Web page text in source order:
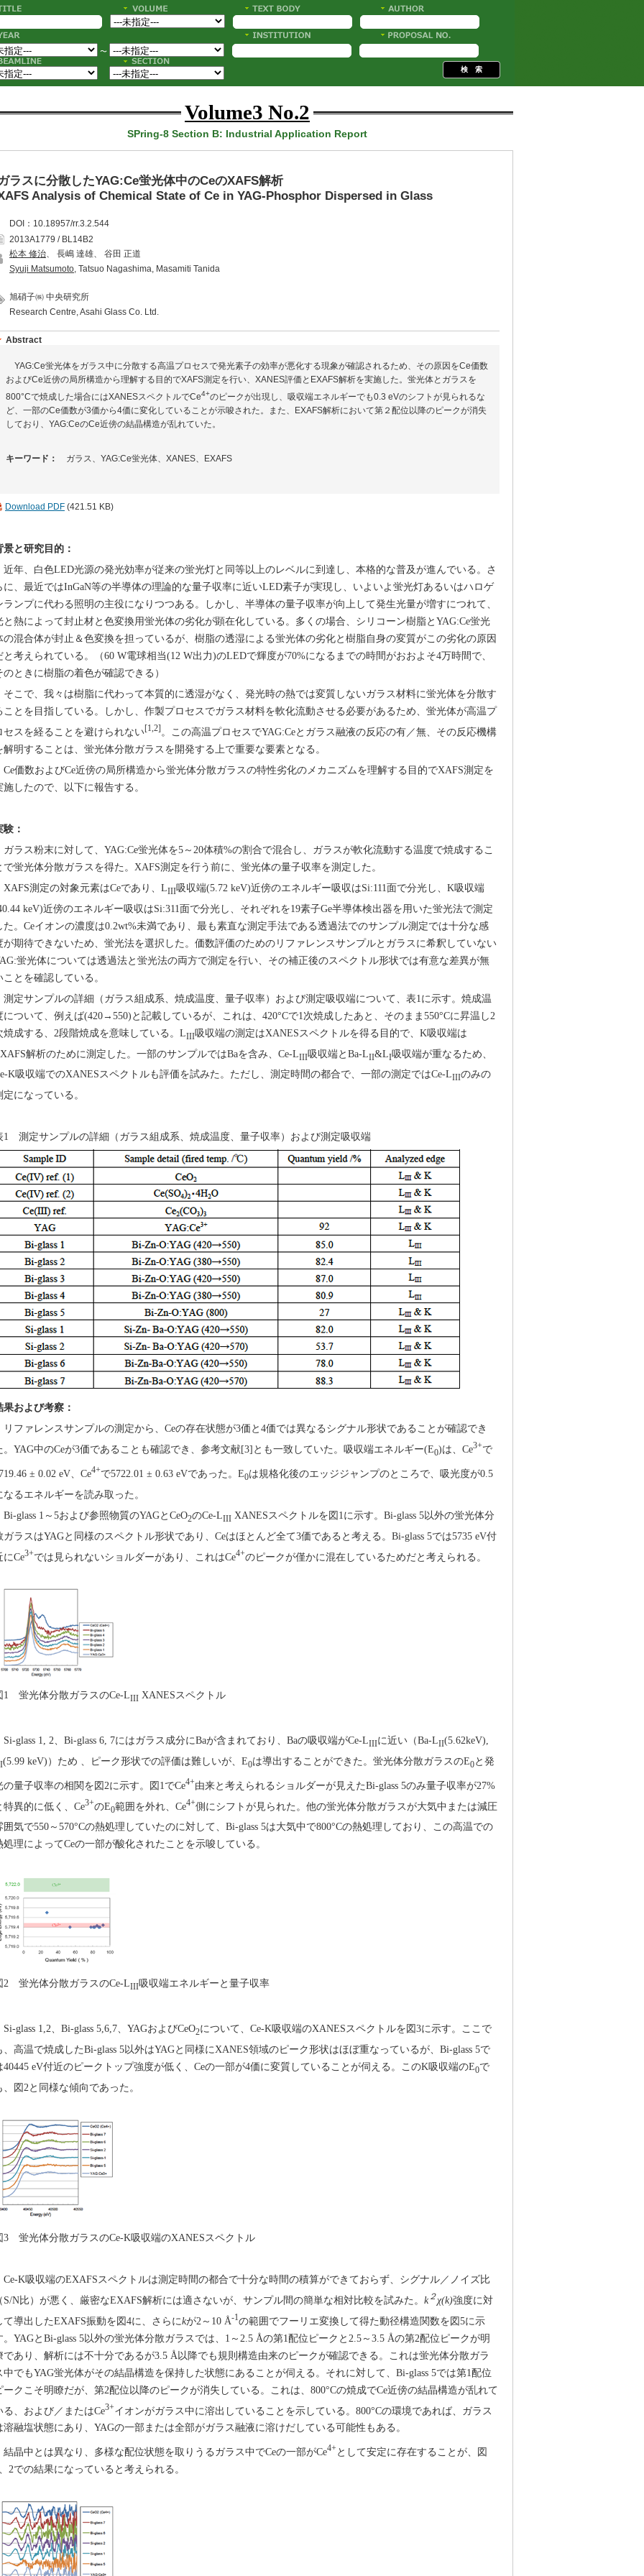
〜
Volume3 No.2
SPring-8 Section B: Industrial Application Report
ラスに分散したYAG:Ce蛍光体中のCeのXAFS解析
Analysis of Chemical State of Ce in YAG-Phosphor Dispersed in Glass
DOI：10.18957/rr.3.2.544
2013A1779 / BL14B2
松本 修治、 長嶋 達雄、 谷田 正道
Syuji Matsumoto, Tatsuo Nagashima, Masamiti Tanida
旭硝子㈱ 中央研究所
Research Centre, Asahi Glass Co. Ltd.
Abstract
YAG:Ce蛍光体をガラス中に分散する高温プロセスで発光素子の効率が悪化する現象が確認されるため、その原因をCe価数
およびCe近傍の局所構造から理解する目的でXAFS測定を行い、XANES評価とEXAFS解析を実施した。蛍光体とガラスを
800°Cで焼成した場合にはXANESスペクトルでCe4+のピークが出現し、吸収端エネルギーでも0.3 eVのシフトが見られるな
ど、一部のCe価数が3価から4価に変化していることが示唆された。また、EXAFS解析において第２配位以降のピークが消失
しており、YAG:CeのCe近傍の結晶構造が乱れていた。
キーワード： ガラス、YAG:Ce蛍光体、XANES、EXAFS
Download PDF (421.51 KB)
景と研究目的：
年、白色LED光源の発光効率が従来の蛍光灯と同等以上のレベルに到達し、本格的な普及が進んでいる。さ
に、最近ではInGaN等の半導体の理論的な量子収率に近いLED素子が実現し、いよいよ蛍光灯あるいはハロゲ
ランプに代わる照明の主役になりつつある。しかし、半導体の量子収率が向上して発生光量が増すにつれて、
と熱によって封止材と色変換用蛍光体の劣化が顕在化している。多くの場合、シリコーン樹脂とYAG:Ce蛍光
の混合体が封止＆色変換を担っているが、樹脂の透湿による蛍光体の劣化と樹脂自身の変質がこの劣化の原因
と考えられている。（60 W電球相当(12 W出力)のLEDで輝度が70%になるまでの時間がおおよそ4万時間で、
のときに樹脂の着色が確認できる）
こで、我々は樹脂に代わって本質的に透湿がなく、発光時の熱では変質しないガラス材料に蛍光体を分散す
ことを目指している。しかし、作製プロセスでガラス材料を軟化流動させる必要があるため、蛍光体が高温プ
セスを経ることを避けられない[1,2] 。この高温プロセスでYAG:Ceとガラス融液の反応の有／無、その反応機構
解明することは、蛍光体分散ガラスを開発する上で重要な要素となる。
価数およびCe近傍の局所構造から蛍光体分散ガラスの特性劣化のメカニズムを理解する目的でXAFS測定を
施したので、以下に報告する。
験：
ラス粉末に対して、YAG:Ce蛍光体を5～20体積%の割合で混合し、ガラスが軟化流動する温度で焼成するこ
で蛍光体分散ガラスを得た。XAFS測定を行う前に、蛍光体の量子収率を測定した。
測定の対象元素はCeであり、LIII吸収端(5.72 keV)近傍のエネルギー吸収はSi:111面で分光し、K吸収端
keV)近傍のエネルギー吸収はSi:311面で分光し、それぞれを19素子Ge半導体検出器を用いた蛍光法で測定
た。Ceイオンの濃度は0.2wt%未満であり、最も素直な測定手法である透過法でのサンプル測定では十分な感
が期待できないため、蛍光法を選択した。価数評価のためのリファレンスサンプルとガラスに希釈していない
蛍光体については透過法と蛍光法の両方で測定を行い、その補正後のスペクトル形状では有意な差異が無
ことを確認している。
定サンプルの詳細（ガラス組成系、焼成温度、量子収率）および測定吸収端について、表1に示す。焼成温
について、例えば(420→550)と記載しているが、これは、420°Cで1次焼成したあと、そのまま550°Cに昇温し2
焼成する、2段階焼成を意味している。LIII吸収端の測定はXANESスペクトルを得る目的で、K吸収端は
解析のために測定した。一部のサンプルではBaを含み、Ce-LIII吸収端とBa-LII&LI吸収端が重なるため、
K吸収端でのXANESスペクトルも評価を試みた。ただし、測定時間の都合で、一部の測定ではCe-LIIIのみの
定になっている。
1 測定サンプルの詳細（ガラス組成系、焼成温度、量子収率）および測定吸収端
果および考察：
ファレンスサンプルの測定から、Ceの存在状態が3価と4価では異なるシグナル形状であることが確認でき
。YAG中のCeが3価であることも確認でき、参考文献[3]とも一致していた。吸収端エネルギー(E0)は、Ce3+で
± 0.02 eV、Ce4+で5722.01 ± 0.63 eVであった。E0は規格化後のエッジジャンプのところで、吸光度が0.5
なるエネルギーを読み取った。
glass 1～5および参照物質のYAGとCeO2のCe-LIII XANESスペクトルを図1に示す。Bi-glass 5以外の蛍光体分
ガラスはYAGと同様のスペクトル形状であり、Ceはほとんど全て3価であると考える。Bi-glass 5では5735 eV付
にCe3+では見られないショルダーがあり、これはCe4+のピークが僅かに混在しているためだと考えられる。
1 蛍光体分散ガラスのCe-LIII XANESスペクトル
glass 1, 2、Bi-glass 6, 7にはガラス成分にBaが含まれており、Baの吸収端がCe-LIIIに近い（Ba-LII(5.62keV),
I(5.99 keV)）ため 、ピーク形状での評価は難しいが、E0は導出することができた。蛍光体分散ガラスのE0と発
の量子収率の相関を図2に示す。図1でCe4+由来と考えられるショルダーが見えたBi-glass 5のみ量子収率が27%
特異的に低く、Ce3+のE0範囲を外れ、Ce4+側にシフトが見られた。他の蛍光体分散ガラスが大気中または減圧
囲気で550～570°Cの熱処理していたのに対して、Bi-glass 5は大気中で800°Cの熱処理しており、この高温での
処理によってCeの一部が酸化されたことを示唆している。
2 蛍光体分散ガラスのCe-LIII吸収端エネルギーと量子収率
glass 1,2、Bi-glass 5,6,7、YAGおよびCeO2について、Ce-K吸収端のXANESスペクトルを図3に示す。ここで
、高温で焼成したBi-glass 5以外はYAGと同様にXANES領域のピーク形状はほぼ重なっているが、Bi-glass 5で
40445 eV付近のピークトップ強度が低く、Ceの一部が4価に変質していることが伺える。このK吸収端のE0で
、図2と同様な傾向であった。
3 蛍光体分散ガラスのCe-K吸収端のXANESスペクトル
K吸収端のEXAFSスペクトルは測定時間の都合で十分な時間の積算ができておらず、シグナル／ノイズ比
S/N比）が悪く、厳密なEXAFS解析には適さないが、サンプル間の簡単な相対比較を試みた。 k２χ(k)強度に対
て導出したEXAFS振動を図4に、さらにkが2～10 Å-1の範囲でフーリエ変換して得た動径構造関数を図5に示
。YAGとBi-glass 5以外の蛍光体分散ガラスでは、1～2.5 Åの第1配位ピークと2.5～3.5 Åの第2配位ピークが明
であり、解析には不十分であるが3.5 Å以降でも規則構造由来のピークが確認できる。これは蛍光体分散ガラ
中でもYAG蛍光体がその結晶構造を保持した状態にあることが伺える。それに対して、Bi-glass 5では第1配位
ークこそ明瞭だが、第2配位以降のピークが消失している。これは、800°Cの焼成でCe近傍の結晶構造が乱れて
る、および／またはCe3+イオンがガラス中に溶出していることを示している。800°Cの環境であれば、ガラス
溶融塩状態にあり、YAGの一部または全部がガラス融液に溶けだしている可能性もある。
晶中とは異なり、多様な配位状態を取りうるガラス中でCeの一部がCe4+ として安定に存在することが、図
2での結果になっていると考えられる。